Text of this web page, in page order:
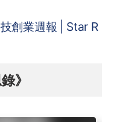
創業週報 | Star R
》